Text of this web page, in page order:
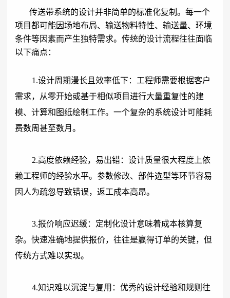
传送带系统的设计并非简单的标准化复制。每一个
项目都可能因场地布局、输送物料特性、输送量、环境
条件等因素而产生独特需求。传统的设计流程往往面临
以下痛点：
1.设计周期漫长且效率低下：工程师需要根据客户
需求，从零开始或基于相似项目进行大量重复性的建
模、计算和图纸绘制工作。一个复杂的系统设计可能耗
费数周甚至数月。
2.高度依赖经验，易出错：设计质量很大程度上依
赖工程师的经验水平。参数修改、部件选型等环节容易
因人为疏忽导致错误，返工成本高昂。
3.报价响应迟缓：定制化设计意味着成本核算复
杂。快速准确地提供报价，往往是赢得订单的关键，但
传统方式难以实现。
4.知识难以沉淀与复用：优秀的设计经验和规则往